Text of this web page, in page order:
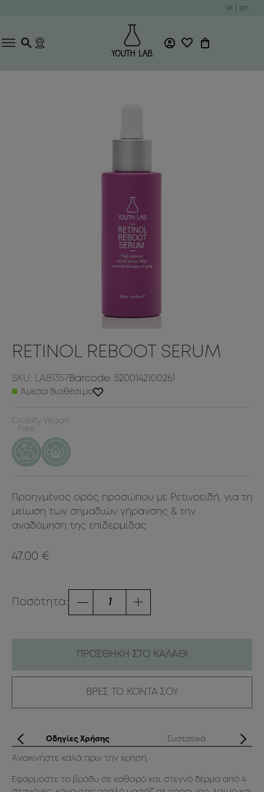
el en
RETINOL REBOOT SERUM
SKU: LAB1357 Barcode: 5200142100261
Άμεσα διαθέσιμο
Cruelty
Free
Vegan
Προηγμένος ορός προσώπου με Ρετινοειδή, για τη
μείωση των σημαδιών γήρανσης & την
αναδόμηση της επιδερμίδας
47.00 €
Ποσότητα:
ΠΡΟΣΘΗΚΗ ΣΤΟ ΚΑΛΑΘΙ
ΒΡΕΣ ΤΟ ΚΟΝΤΑ ΣΟΥ
Οδηγίες Χρήσης Συστατικά
Ανακινήστε καλά πριν την χρήση.
Εφαρμόστε το βράδυ σε καθαρό και στεγνό δέρμα από 4